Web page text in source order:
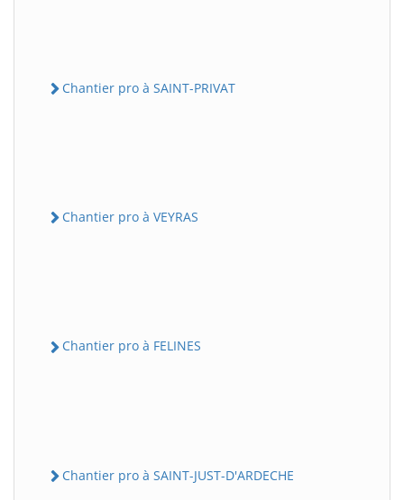
Chantier pro à SAINT-PRIVAT
Chantier pro à VEYRAS
Chantier pro à FELINES
Chantier pro à SAINT-JUST-D'ARDECHE